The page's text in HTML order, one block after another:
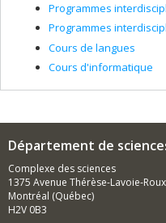
Programmes
Programmes
Cours de langues
Cours d'informatique
Département de
Complexe des sciences
1375 Avenue Thérèse-Lavoie-Roux
Montréal (Québec)
H2V 0B3